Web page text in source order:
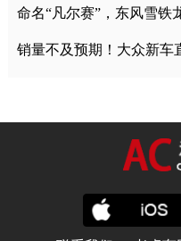
命名“凡尔赛”，东风雪铁
销量不及预期！大众新车